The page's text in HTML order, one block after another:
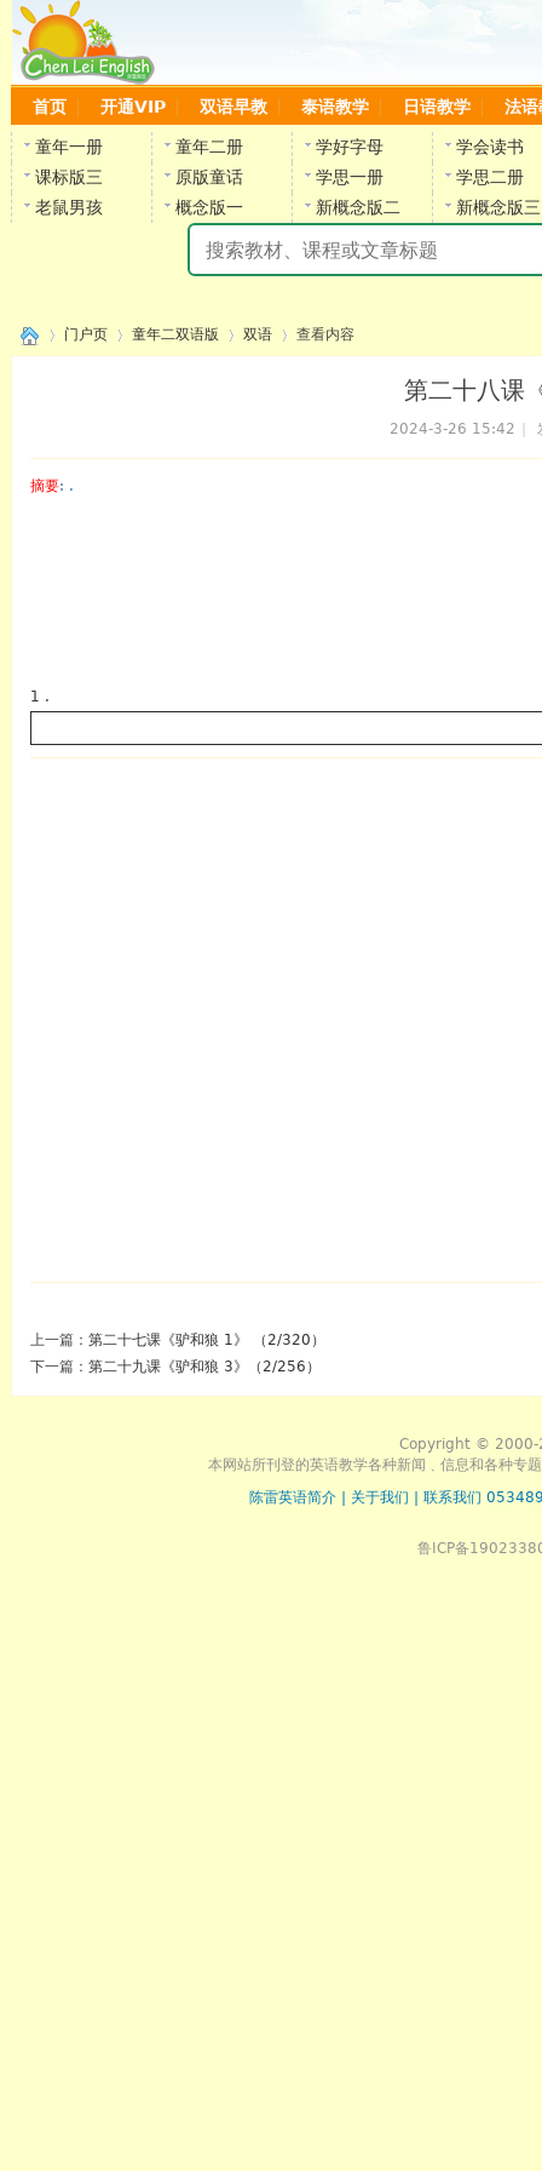
首页 开通VIP 双语早教 泰语教学 日语教学 法语
童年一册 童年二册 学好字母
学会读书
课标版三
原版童话 学思一册
学思二册
老鼠男孩
概念版一 新概念版二 新概念版三
门户页 童年二双语版 双语 查看内容
第二十八课
2024-3-26 15:42
摘要: .
1 .
上一篇： 第二十七课《驴和狼 1》 （2/320）
下一篇： 第二十九课《驴和狼 3》（2/256）
Copyright © 2000-
本网站所刊登的英语教学各种新闻﹑信息和各种专
陈雷英语简介
关于我们 联系我们
鲁ICP备